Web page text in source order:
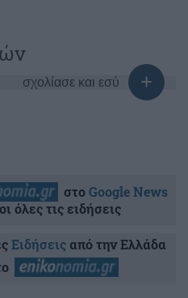
σχολίασε και εσύ
στοGoogle News
όλες τις ειδήσεις
Ειδήσειςαπό την Ελλάδα